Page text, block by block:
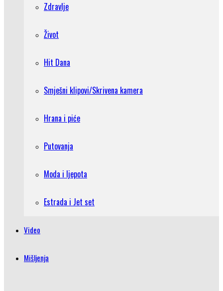
Zdravlje
Život
Hit Dana
Smješni klipovi/Skrivena kamera
Hrana i piće
Putovanja
Moda i ljepota
Estrada i Jet set
Video
Mišljenja